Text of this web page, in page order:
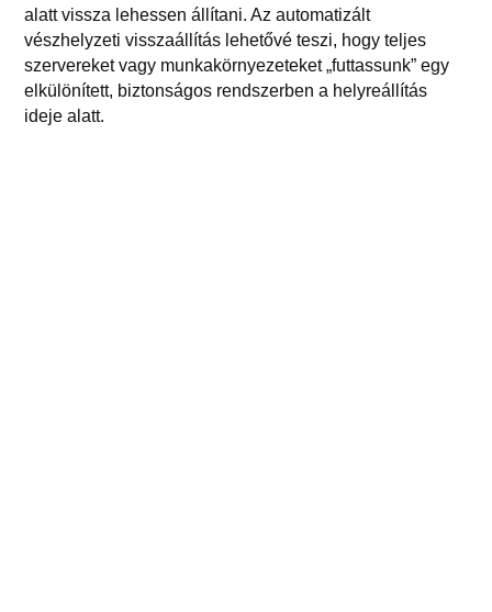
alatt vissza lehessen állítani. Az automatizált
vészhelyzeti visszaállítás lehetővé teszi, hogy teljes
szervereket vagy munkakörnyezeteket „futtassunk” egy
elkülönített, biztonságos rendszerben a helyreállítás
ideje alatt.